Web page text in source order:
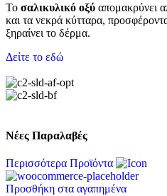
Το σαλικυλικό οξύ απομακρύνει
και τα νεκρά κύτταρα,
ξηραίνει το δέρμα.
Δείτε το εδώ
Νέες Παραλαβές
Περισσότερα Προϊόντα
Προσθήκη στα αγαπημένα